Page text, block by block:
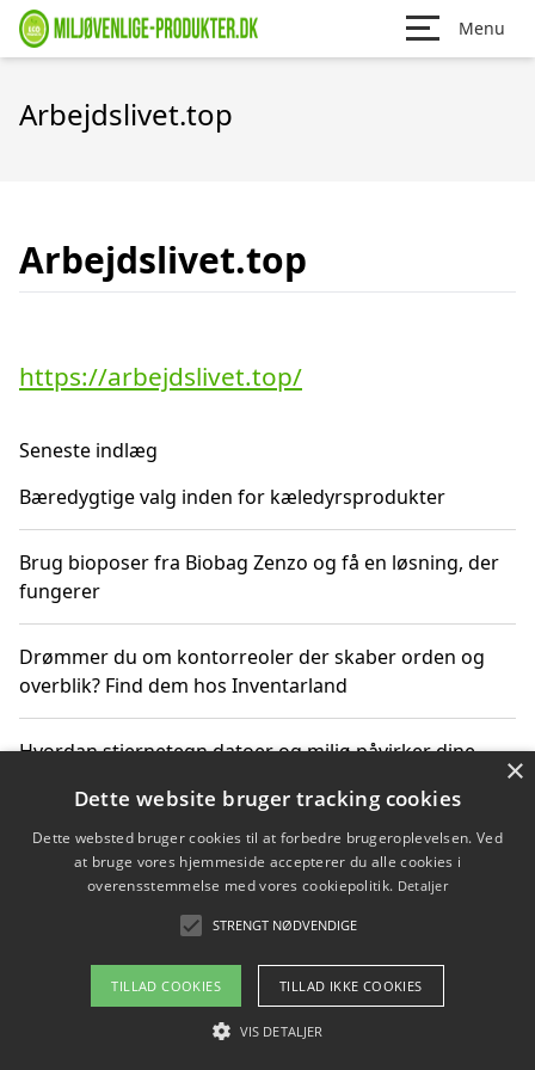
Menu
Arbejdslivet.top
Arbejdslivet.top
https://arbejdslivet.top/
Seneste indlæg
Bæredygtige valg inden for kæledyrsprodukter
Brug bioposer fra Biobag Zenzo og få en løsning, der
fungerer
Drømmer du om kontorreoler der skaber orden og
overblik? Find dem hos Inventarland
Hvordan stjernetegn datoer og miljø påvirker dine
Bæredygtige gadgets til en grønnere hverdag
Om / kontakt
Blog Betingelser
×
Dette website bruger tracking cookies
Dette websted bruger cookies til at forbedre brugeroplevelsen. Ved
at bruge vores hjemmeside accepterer du alle cookies i
overensstemmelse med vores cookiepolitik. Detaljer
STRENGT NØDVENDIGE
TILLAD COOKIES TILLAD IKKE COOKIES
VIS DETALJER